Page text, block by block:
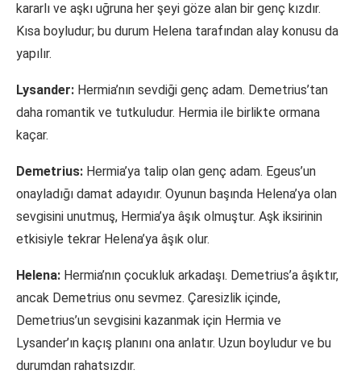
kararlı ve aşkı uğruna her şeyi göze alan bir genç kızdır.
Kısa boyludur; bu durum Helena tarafından alay konusu da
yapılır.
Lysander: Hermia’nın sevdiği genç adam. Demetrius’tan
daha romantik ve tutkuludur. Hermia ile birlikte ormana
kaçar.
Demetrius: Hermia’ya talip olan genç adam. Egeus’un
onayladığı damat adayıdır. Oyunun başında Helena’ya olan
sevgisini unutmuş, Hermia’ya âşık olmuştur. Aşk iksirinin
etkisiyle tekrar Helena’ya âşık olur.
Helena: Hermia’nın çocukluk arkadaşı. Demetrius’a âşıktır,
ancak Demetrius onu sevmez. Çaresizlik içinde,
Demetrius’un sevgisini kazanmak için Hermia ve
Lysander’ın kaçış planını ona anlatır. Uzun boyludur ve bu
durumdan rahatsızdır.